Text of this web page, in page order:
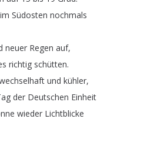
im Südosten nochmals
neuer Regen auf,
richtig schütten.
und kühler,
der Deutschen Einheit
wieder Lichtblicke